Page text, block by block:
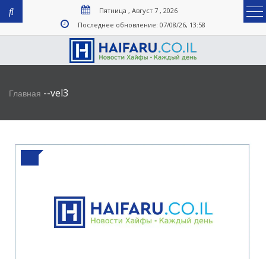
Пятница , Август 7 , 2026
Последнее обновление: 07/08/26, 13:58
Главная --vel3